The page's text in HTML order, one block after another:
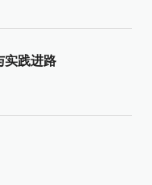
实践进路